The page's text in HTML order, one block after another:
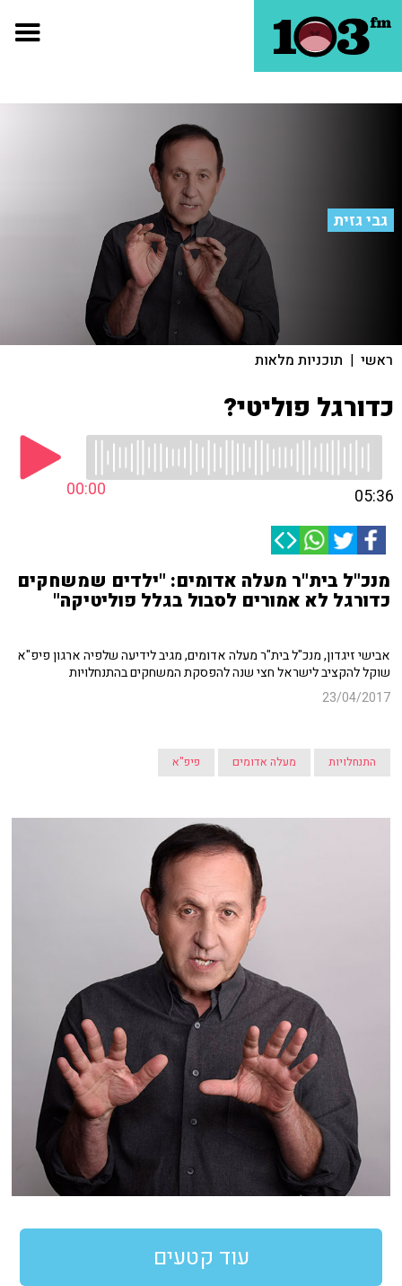
גבי גזית
ראשי | תוכניות מלאות
כדורגל פוליטי?
00:00 05:36
מנכ"ל בית"ר מעלה אדומים: "ילדים שמשחקים
כדורגל לא אמורים לסבול בגלל פוליטיקה"
אבישי זיגדון, מנכ"ל בית"ר מעלה אדומים, מגיב לידיעה שלפיה ארגון פיפ"א
שוקל להקציב לישראל חצי שנה להפסקת המשחקים בהתנחלויות
23/04/2017
התנחלויות מעלה אדומים פיפ"א
עוד קטעים